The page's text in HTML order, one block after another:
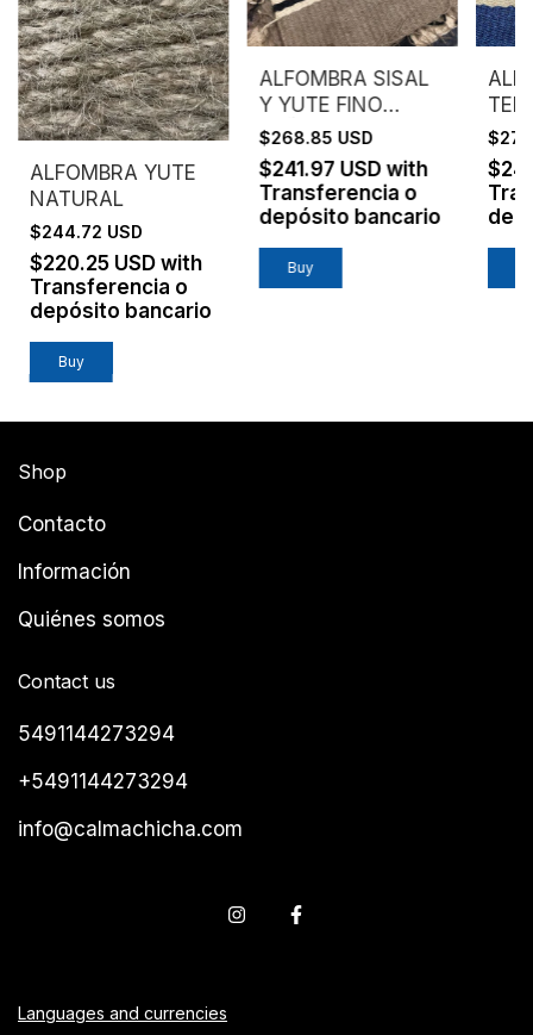
ALFOMBRA YUTE
NATURAL
$244.72 USD
$220.25 USD with
Transferencia o
depósito bancario
ALFOMBRA SISAL
Y YUTE FINO
TEÑIDO
$268.85 USD
$241.97 USDwith
Transferencia o
depósito bancario
Shop
Contacto
Información
Quiénes somos
Contact us
5491144273294
+5491144273294
info@calmachicha.com
Languages and currencies